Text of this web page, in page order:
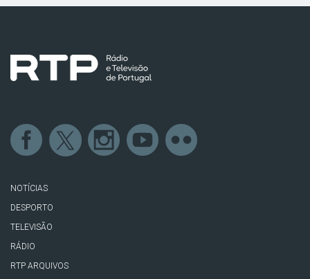
NOTÍCIAS
DESPORTO
TELEVISÃO
RÁDIO
RTP ARQUIVOS